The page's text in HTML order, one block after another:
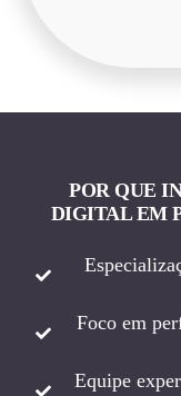
POR QUE
DIGITAL EM
Foco em
Equipe